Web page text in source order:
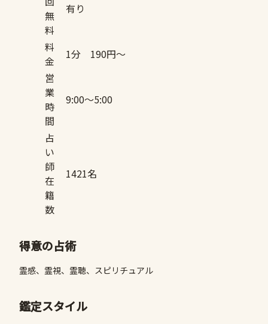
無
料
有り
料
金
1分 190円〜
営
業
時
間
9:00〜5:00
占
い
師
在
籍
数
1421名
得意の占術
霊感、霊視、霊聴、スピリチュアル
鑑定スタイル